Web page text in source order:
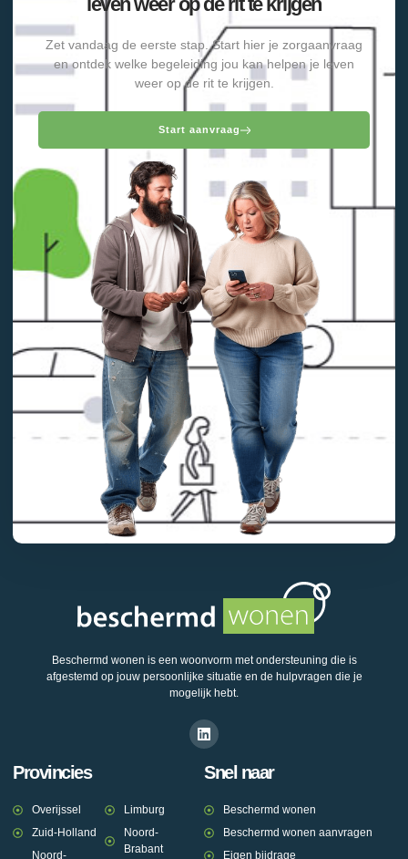
Zet vandaag de eerste stap. Start hier je zorgaanvraag
en ontdek welke begeleiding jou kan helpen je leven
weer op de rit te krijgen.
Start aanvraag
Beschermd wonen is een woonvorm met ondersteuning die is
afgestemd op jouw persoonlijke situatie en de hulpvragen die je
mogelijk hebt.
Provincies
Overijssel
Zuid-Holland
Noord-
Limburg
Noord-
Brabant
Snel naar
Beschermd wonen
Beschermd wonen aanvragen
Eigen bijdrage